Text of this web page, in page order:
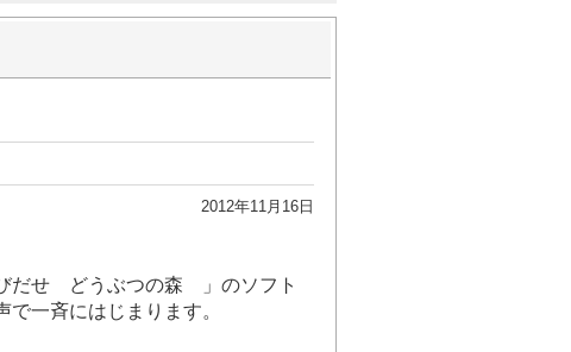
2012年11月16日
だせ どうぶつの森 」のソフト
一斉にはじまります。